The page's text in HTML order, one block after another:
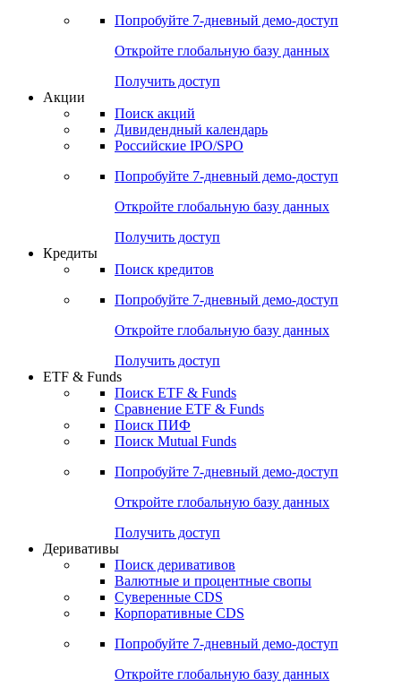
Попробуйте 7-дневный демо-доступ
Откройте глобальную базу данных
Получить доступ
Акции
Поиск акций
Дивидендный календарь
Российские IPO/SPO
Попробуйте 7-дневный демо-доступ
Откройте глобальную базу данных
Получить доступ
Кредиты
Поиск кредитов
Попробуйте 7-дневный демо-доступ
Откройте глобальную базу данных
Получить доступ
ETF & Funds
Поиск ETF & Funds
Сравнение ETF & Funds
Поиск ПИФ
Поиск Mutual Funds
Попробуйте 7-дневный демо-доступ
Откройте глобальную базу данных
Получить доступ
Деривативы
Поиск деривативов
Валютные и процентные свопы
Суверенные CDS
Корпоративные CDS
Попробуйте 7-дневный демо-доступ
Откройте глобальную базу данных